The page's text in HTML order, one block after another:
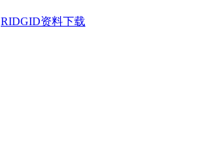
RIDGID资料下载